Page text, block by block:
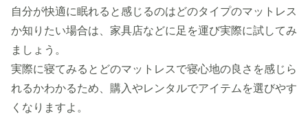
自分が快適に眠れると感じるのはどのタイプのマットレス
か知りたい場合は、家具店などに足を運び実際に試してみ
ましょう。
実際に寝てみるとどのマットレスで寝心地の良さを感じら
れるかわかるため、購入やレンタルでアイテムを選びやす
くなりますよ。